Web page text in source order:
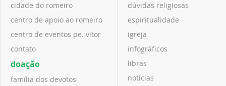
cidade do romeiro
centro de apoio ao romeiro
centro de eventos pe. vitor
contato
doação
família dos devotos
dúvidas religiosas
espiritualidade
igreja
infográficos
libras
notícias